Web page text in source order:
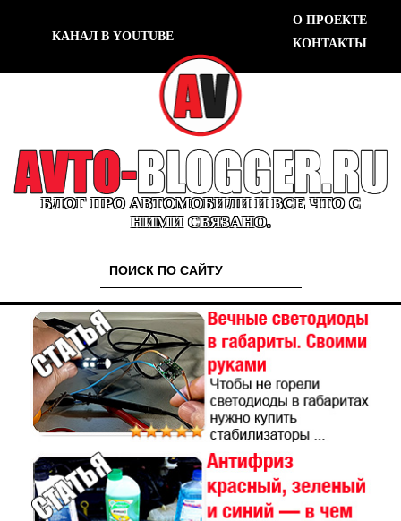
КАНАЛ В YOUTUBE
О ПРОЕКТЕ
КОНТАКТЫ
БЛОГ ПРО АВТОМОБИЛИ И ВСЕ ЧТО С
НИМИ СВЯЗАНО.